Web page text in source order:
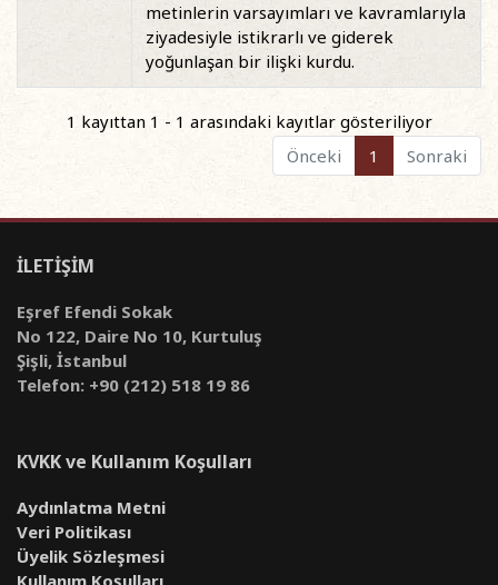
metinlerin varsayımları ve kavramlarıyla
ziyadesiyle istikrarlı ve giderek
yoğunlaşan bir ilişki kurdu.
1 kayıttan 1 - 1 arasındaki kayıtlar gösteriliyor
Önceki
1 Sonraki
İLETİŞİM
Eşref Efendi Sokak
No 122, Daire No 10, Kurtuluş
Şişli, İstanbul
Telefon: +90 (212) 518 19 86
KVKK ve Kullanım Koşulları
Aydınlatma Metni
Veri Politikası
Üyelik Sözleşmesi
Kullanım Koşulları